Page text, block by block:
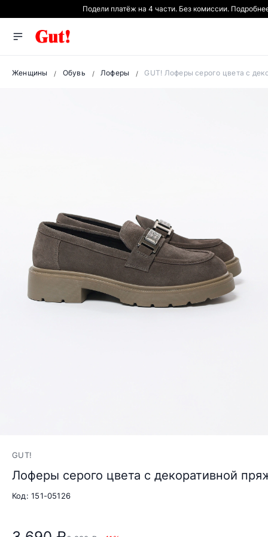
Подели платёж на 4 части. Без комиссии.
Женщины Обувь Лоферы GUT! Лоферы серого цвета с
GUT!
Лоферы серого цвета с декоративной
Код: 151-05126